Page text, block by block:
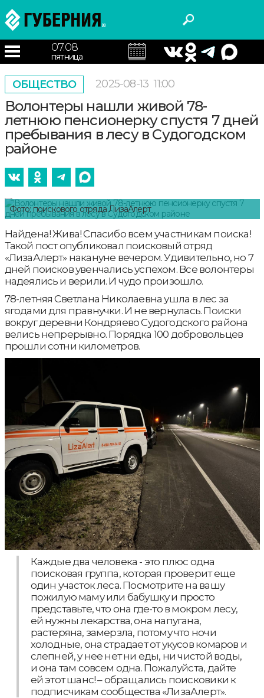
07.08
пятница
ОБЩЕСТВО 2025-08-13 11:00
Волонтеры нашли живой 78-
летнюю пенсионерку спустя 7 дней
пребывания в лесу в Судогодском
районе
Фото: поискового отряда ЛизаАлерт
Найдена! Жива! Спасибо всем участникам поиска!
Такой пост опубликовал поисковый отряд
«ЛизаАлерт» накануне вечером. Удивительно, но 7
дней поисков увенчались успехом. Все волонтеры
надеялись и верили. И чудо произошло.
78-летняя Светлана Николаевна ушла в лес за
ягодами для правнучки. И не вернулась. Поиски
вокруг деревни Кондряево Судогодского района
велись непрерывно. Порядка 100 добровольцев
прошли сотни километров.
Каждые два человека - это плюс одна
поисковая группа, которая проверит еще
один участок леса. Посмотрите на вашу
пожилую маму или бабушку и просто
представьте, что она где-то в мокром лесу,
ей нужны лекарства, она напугана,
растеряна, замерзла, потому что ночи
холодные, она страдает от укусов комаров и
слепней, у нее нет ни еды, ни чистой воды,
и она там совсем одна. Пожалуйста, дайте
ей этот шанс! – обращались поисковики к
подписчикам сообщества «ЛизаАлерт».